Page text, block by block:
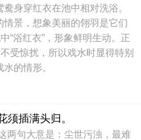
身穿红衣在池中相对洗浴。
景，想象美丽的翎羽是它们
“浴红衣”，形象鲜明生动。正
受惊扰，所以戏水时显得特别
的情形。
须插满头归。
两句大意是：尘世污浊，最难